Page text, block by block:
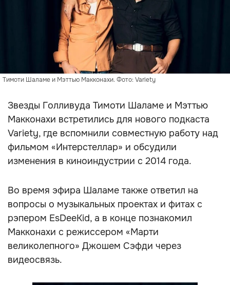
Тимоти Шаламе и Мэттью Макконахи. Фото: Variety
Звезды Голливуда Тимоти Шаламе и Мэттью
Макконахи встретились для нового подкаста
Variety, где вспомнили совместную работу над
фильмом «Интерстеллар» и обсудили
изменения в киноиндустрии с 2014 года.
Во время эфира Шаламе также ответил на
вопросы о музыкальных проектах и фитах с
рэпером EsDeeKid, а в конце познакомил
Макконахи с режиссером «Марти
великолепного» Джошем Сэфди через
видеосвязь.